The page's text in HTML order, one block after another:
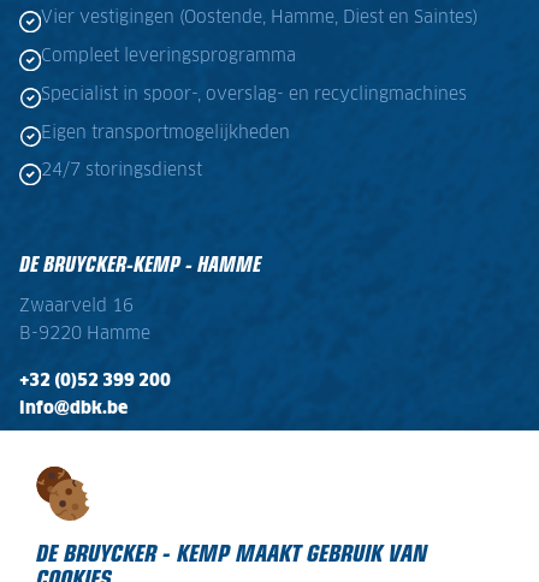
DE BRUYCKER - KEMP MAAKT GEBRUIK VAN
Vier vestigingen (Oostende, Hamme, Diest en Saintes)
Compleet leveringsprogramma
Specialist in spoor-, overslag- en recyclingmachines
Eigen transportmogelijkheden
24/7 storingsdienst
DE BRUYCKER-KEMP - HAMME
Zwaarveld 16
B-9220 Hamme
+32 (0)52 399 200
info@dbk.be
Ma - Vr: